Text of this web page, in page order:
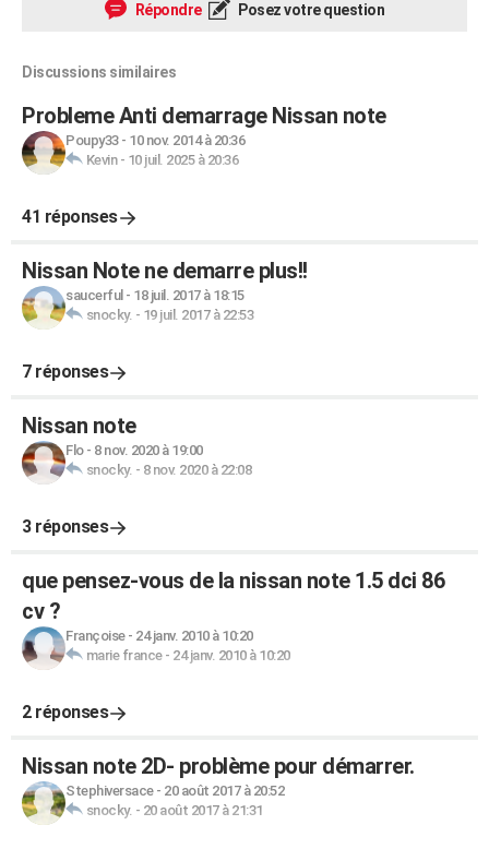
Répondre Posez votre question
Discussions similaires
Probleme Anti demarrage Nissan note
Poupy33- 10 nov. 2014 à 20:36
Kevin- 10 juil. 2025 à 20:36
41 réponses
Nissan Note ne demarre plus!!
saucerful - 18 juil. 2017 à 18:15
snocky. - 19 juil. 2017 à 22:53
7 réponses
Nissan note
Flo- 8 nov. 2020 à 19:00
snocky. - 8 nov. 2020 à 22:08
3 réponses
que pensez-vous de la nissan note 1.5 dci 86
cv ?
Françoise- 24 janv. 2010 à 10:20
marie france- 24 janv. 2010 à 10:20
2 réponses
Nissan note 2D- problème pour démarrer.
Stephiversace- 20 août 2017 à 20:52
snocky. - 20 août 2017 à 21:31